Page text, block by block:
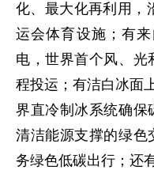
化、最大化再利用，
运会体育设施；有
电，世界首个风、光
程投运；有洁白冰面
界直冷制冰系统确保
清洁能源支撑的绿色
务绿色低碳出行；还